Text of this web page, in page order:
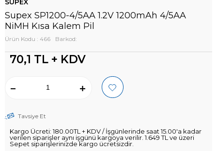
SUPEX
Supex SP1200-4/5AA 1.2V 1200mAh 4/5AA
NiMH Kısa Kalem Pil
Ürün Kodu : 466 Barkod:
70,1 TL + KDV
Tavsiye Et
Kargo Ücreti: 180.00TL + KDV / İşgünlerinde saat 15.00'a kadar
verilen siparişler aynı işgünü kargoya verilir. 1.649 TL ve üzeri
Sepet siparişlerinizde kargo ücretsizdir.